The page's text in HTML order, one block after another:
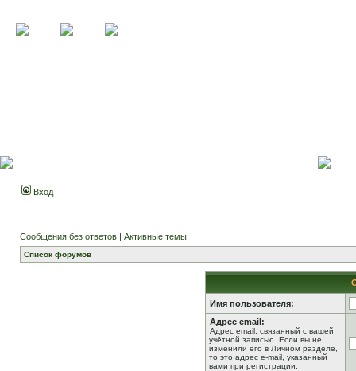
Вход
Сообщения без ответов | Активные темы
Список форумов
Имя пользователя:
Адрес email:
Адрес email, связанный с вашей
учётной записью. Если вы не
изменили его в Личном разделе,
то это адрес e-mail, указанный
вами при регистрации.